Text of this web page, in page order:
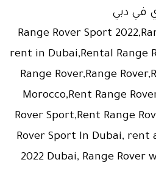
في دبي
,Range Rover Sport
rent in Dubai,Rental Range
Range Rover,Range
Morocco,Rent Range
Rover Sport,Rent Range
Rover Sport In Dubai, rent
2022 Dubai, Range